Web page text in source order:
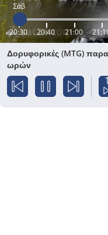
Σάβ
20:30 20:40 21:00
Δορυφορικές (MTG)
ωρών